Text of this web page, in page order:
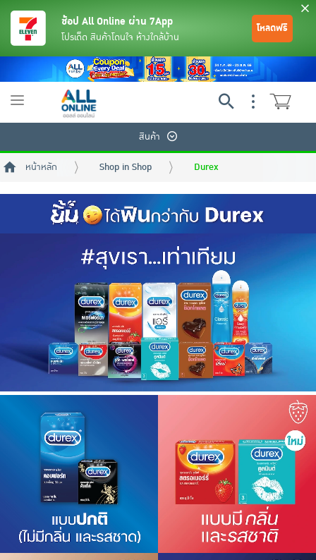
เครื่องดื่มและผงชงดื่ม
เครื่องปรุงรสและของแห้ง
ขนมขบเคี้ยว และช็อคโกแลต
อาหารสด ผัก ผลไม้และเบเกอรี่
พระเครื่อง test pop
ช้อป All Online ผ่าน 7App
โปรเด็ด สินค้าโดนใจ ห้างใกล้บ้าน
โหลดฟรี
Toggle
สินค้า
หน้าหลัก Shop in Shop Durex